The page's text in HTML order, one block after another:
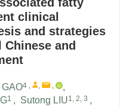
clinical
and strategies
and
GAO4 , , ,
,
1 , Sutong LIU1, 2, 3 ,